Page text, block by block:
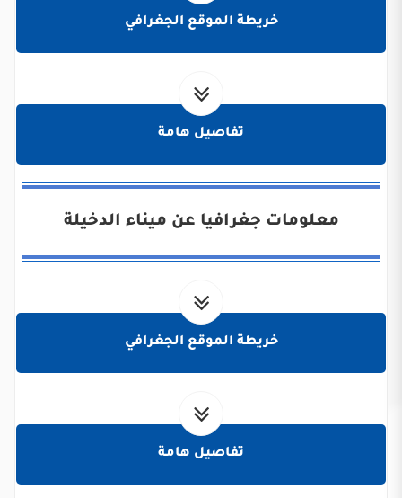
خريطة الموقع الجغرافي
تفاصيل هامة
معلومات جغرافيا عن ميناء الدخيلة
خريطة الموقع الجغرافي
تفاصيل هامة